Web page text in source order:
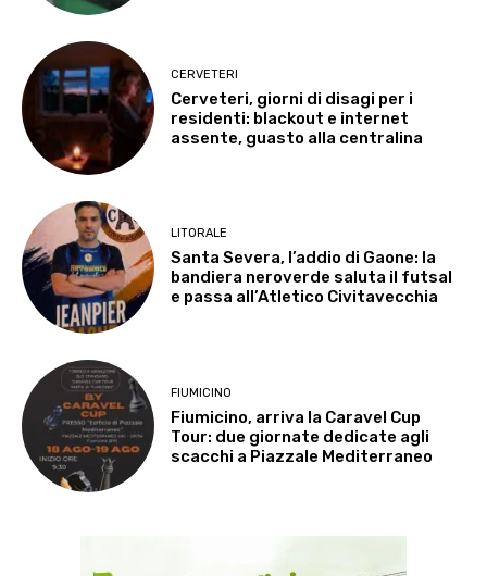
CERVETERI
Cerveteri, giorni di disagi per i
residenti: blackout e internet
assente, guasto alla centralina
LITORALE
Santa Severa, l’addio di Gaone: la
bandiera neroverde saluta il futsal
e passa all’Atletico Civitavecchia
FIUMICINO
Fiumicino, arriva la Caravel Cup
Tour: due giornate dedicate agli
scacchi a Piazzale Mediterraneo